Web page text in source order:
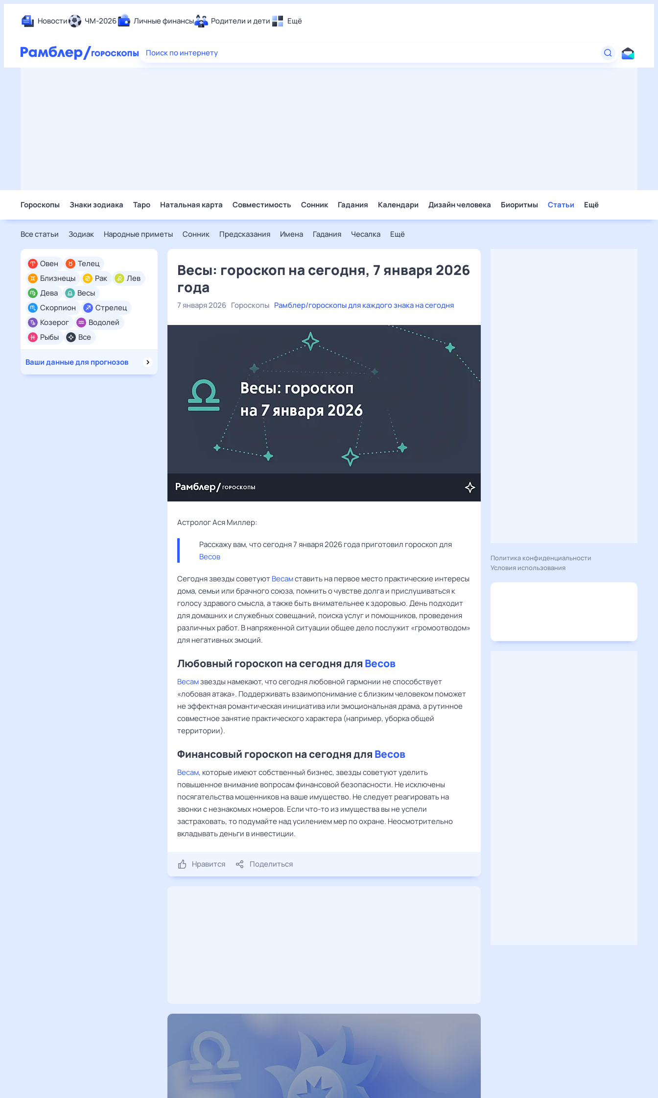
Новости ЧМ-2026 Личные финансы Родители и дети Ещё
Еда
Поиск по интернету
Гороскопы Знаки зодиака Таро Натальная карта Совместимость Сонник Гадания Календари Дизайн человека Биоритмы Статьи Ещё
Все статьи Зодиак Народные приметы Сонник Предсказания Имена Гадания Чесалка Ещё
Все
Овен
Телец
Близнецы
Рак
Лев
Дева
Весы
Скорпион
Стрелец
Козерог
Водолей
Рыбы
Ваши данные для прогнозов
Весы: гороскоп на сегодня, 7 января 2026
года
7 января 2026 Гороскопы Рамблер/гороскопы для каждого знака на сегодня
Астролог Ася Миллер:
Весов
Сегодня звезды советуютВесамставить на первое место практические интересы
дома, семьи или брачного союза, помнить о чувстве долга и прислушиваться к
голосу здравого смысла, а также быть внимательнее к здоровью. День подходит
для домашних и служебных совещаний, поиска услуг и помощников, проведения
различных работ. В напряженной ситуации общее дело послужит «громоотводом»
для негативных эмоций.
Любовный гороскоп на сегодня для Весов
Весамзвезды намекают, что сегодня любовной гармонии не способствует
«лобовая атака». Поддерживать взаимопонимание с близким человеком поможет
не эффектная романтическая инициатива или эмоциональная драма, а рутинное
совместное занятие практического характера (например, уборка общей
территории).
Финансовый гороскоп на сегодня для Весов
Весам, которые имеют собственный бизнес, звезды советуют уделить
повышенное внимание вопросам финансовой безопасности. Не исключены
посягательства мошенников на ваше имущество. Не следует реагировать на
звонки с незнакомых номеров. Если что-то из имущества вы не успели
застраховать, то подумайте над усилением мер по охране. Неосмотрительно
вкладывать деньги в инвестиции.
Нравится Поделиться
Политика конфиденциальности
Условия использования